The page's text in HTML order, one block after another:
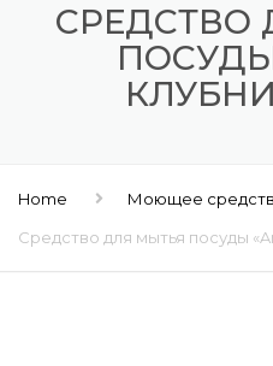
СРЕДСТВО
ПОСУДЫ
Home
Моющее
Средство для мытья посуды